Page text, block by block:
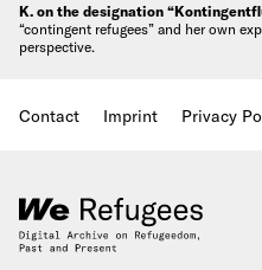
K. on the designation
“contingent refugees” and her own
perspective.
Contact Imprint Privacy